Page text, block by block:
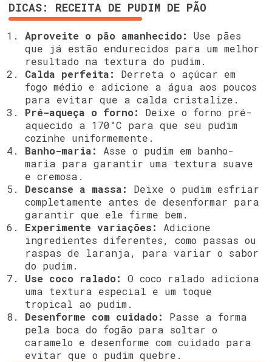
DICAS: RECEITA DE PUDIM DE PÃO
Aproveite o pão amanhecido:
Use pães
que já estão endurecidos para um melhor
resultado na textura do pudim.
Calda perfeita:
Derreta o açúcar em
fogo médio e adicione a água aos poucos
para evitar que a calda cristalize.
Pré-aqueça o forno:
Deixe o forno pré-
aquecido a 170°C para que seu pudim
cozinhe uniformemente.
Banho-maria:
Asse o pudim em banho-
maria para garantir uma textura suave
e cremosa.
Descanse a massa:
Deixe o pudim esfriar
completamente antes de desenformar para
garantir que ele firme bem.
Experimente variações:
Adicione
ingredientes diferentes, como passas ou
raspas de laranja, para variar o sabor
do pudim.
Use coco ralado:
O coco ralado adiciona
uma textura especial e um toque
tropical ao pudim.
Desenforme com cuidado:
Passe a forma
pela boca do fogão para soltar o
caramelo e desenforme com cuidado para
evitar que o pudim quebre.